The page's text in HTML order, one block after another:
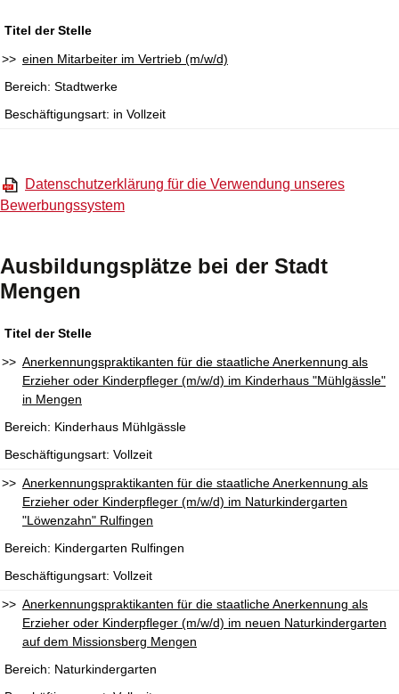
Titel der Stelle
einen Mitarbeiter im Vertrieb (m/w/d)
Stadtwerke
in Vollzeit
Datenschutzerklärung für die Verwendung unseres
Bewerbungssystem
Ausbildungsplätze bei der Stadt
Mengen
Titel der Stelle
Anerkennungspraktikanten für die staatliche Anerkennung als
Erzieher oder Kinderpfleger (m/w/d) im Kinderhaus "Mühlgässle"
in Mengen
Kinderhaus Mühlgässle
Vollzeit
Anerkennungspraktikanten für die staatliche Anerkennung als
Erzieher oder Kinderpfleger (m/w/d) im Naturkindergarten
"Löwenzahn" Rulfingen
Kindergarten Rulfingen
Vollzeit
Anerkennungspraktikanten für die staatliche Anerkennung als
Erzieher oder Kinderpfleger (m/w/d) im neuen Naturkindergarten
auf dem Missionsberg Mengen
Naturkindergarten